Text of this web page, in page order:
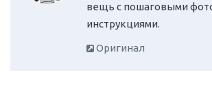
вещь с пошаговыми
инструкциями.
Оригинал